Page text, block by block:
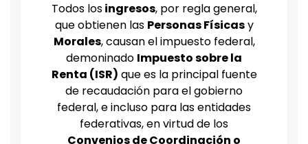
Todos losingresos, por regla general,
que obtienen las Personas Físicasy
Morales, causan el impuesto federal,
demoninado Impuesto sobre la
Renta (ISR) que es la principal fuente
de recaudación para el gobierno
federal, e incluso para las entidades
federativas, en virtud de los
Convenios de Coordinación o